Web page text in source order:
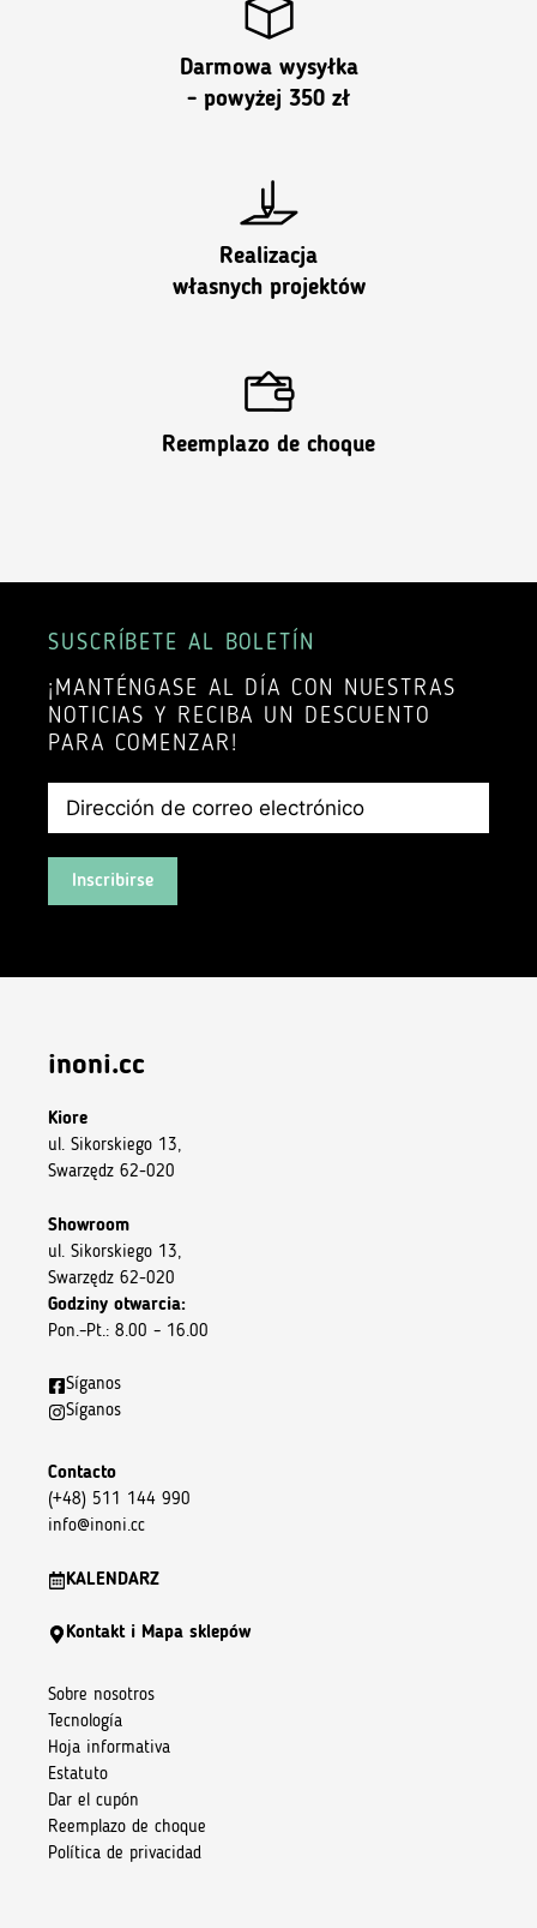
Darmowa wysyłka
- powyżej 350 zł
Realizacja
własnych projektów
Reemplazo de choque
SUSCRÍBETE AL BOLETÍN
¡MANTÉNGASE AL DÍA CON NUESTRAS
NOTICIAS Y RECIBA UN DESCUENTO
PARA COMENZAR!
Inscribirse
inoni.cc
Kiore
ul. Sikorskiego 13,
Swarzędz 62-020
Showroom
ul. Sikorskiego 13,
Swarzędz 62-020
Godziny otwarcia:
Pon.–Pt.: 8.00 – 16.00
Síganos
Síganos
Contacto
(+48) 511 144 990
info@inoni.cc
KALENDARZ
Kontakt i Mapa sklepów
Sobre nosotros
Tecnología
Hoja informativa
Estatuto
Dar el cupón
Reemplazo de choque
Política de privacidad